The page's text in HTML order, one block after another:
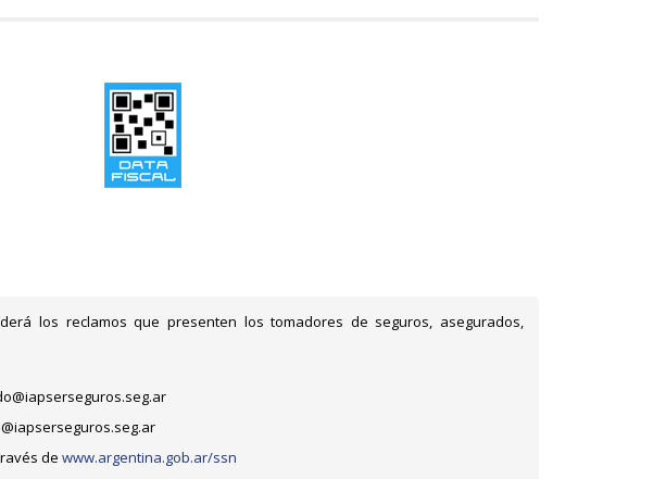
los reclamos que presenten los tomadores de seguros, asegurados,
de www.argentina.gob.ar/ssn